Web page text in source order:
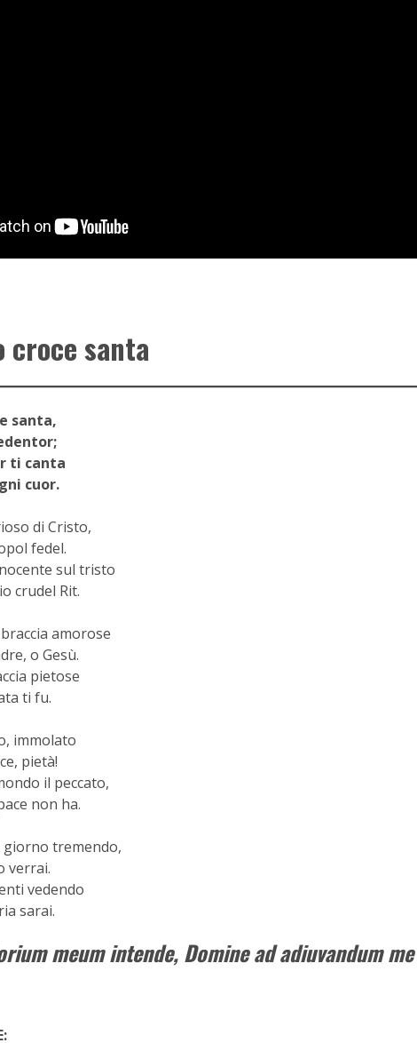
croce santa
santa,
ti canta
cuor.
di Cristo,
fedel.
sul tristo
crudel Rit.
amorose
o Gesù.
pietose
ti fu.
immolato
pietà!
il peccato,
non ha.
giorno tremendo,
verrai.
vedendo
sarai.
meum intende, Domine ad adiuvandum